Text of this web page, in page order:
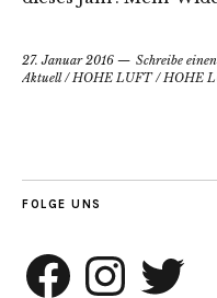
27. Januar 2016
Schreibe
Aktuell/HOHE LUFT/HOHE
FOLGE UNS
Facebook InstagramTwitter